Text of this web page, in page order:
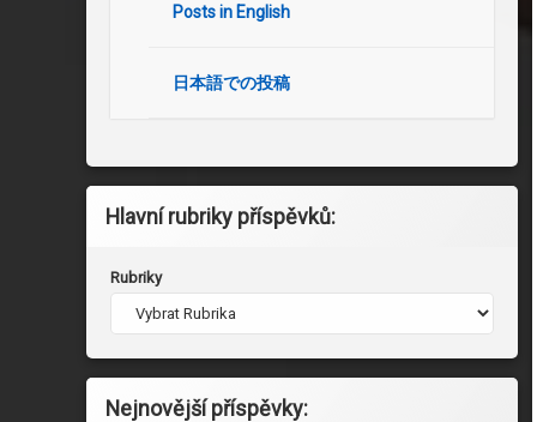
Posts in English
日本語での投稿
Hlavní rubriky příspěvků:
Rubriky
Nejnovější příspěvky: